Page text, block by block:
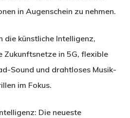
in Augenschein zu nehmen.
die künstliche Intelligenz,
Zukunftsnetze in 5G, flexible
Sound und drahtloses Musik-
im Fokus.
Die neueste